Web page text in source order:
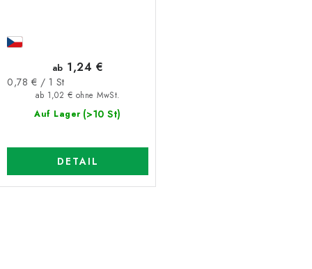
Auf Lager (>10 St)
ab 1,02 € ohne MwSt.
ab 1,24 €
Verkaufspreis:
0,78 € / 1 St
DETAIL